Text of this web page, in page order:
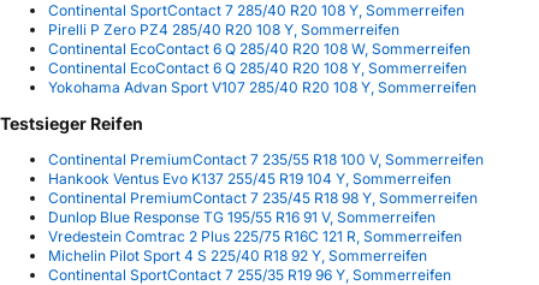
Continental SportContact 7 285/40 R20 108 Y, Sommerreifen
Pirelli P Zero PZ4 285/40 R20 108 Y, Sommerreifen
Continental EcoContact 6 Q 285/40 R20 108 W, Sommerreifen
Continental EcoContact 6 Q 285/40 R20 108 Y, Sommerreifen
Yokohama Advan Sport V107 285/40 R20 108 Y, Sommerreifen
Testsieger Reifen
Continental PremiumContact 7 235/55 R18 100 V, Sommerreifen
Hankook Ventus Evo K137 255/45 R19 104 Y, Sommerreifen
Continental PremiumContact 7 235/45 R18 98 Y, Sommerreifen
Dunlop Blue Response TG 195/55 R16 91 V, Sommerreifen
Vredestein Comtrac 2 Plus 225/75 R16C 121 R, Sommerreifen
Michelin Pilot Sport 4 S 225/40 R18 92 Y, Sommerreifen
Continental SportContact 7 255/35 R19 96 Y, Sommerreifen